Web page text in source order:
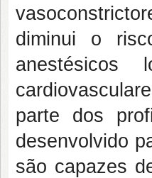
diminui o
anestésicos
parte dos
desenvolvido
são capazes